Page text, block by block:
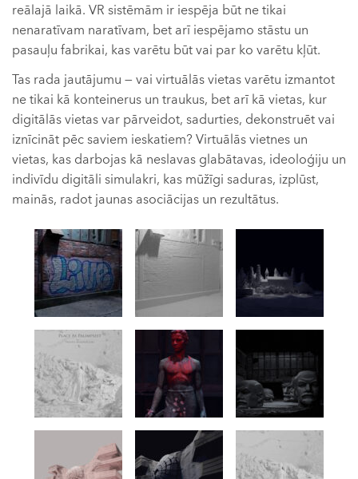
reālajā laikā. VR sistēmām ir iespēja būt ne tikai
nenaratīvam naratīvam, bet arī iespējamo stāstu un
pasauļu fabrikai, kas varētu būt vai par ko varētu kļūt.
Tas rada jautājumu — vai virtuālās vietas varētu izmantot
ne tikai kā konteinerus un traukus, bet arī kā vietas, kur
digitālās vietas var pārveidot, sadurties, dekonstruēt vai
iznīcināt pēc saviem ieskatiem? Virtuālās vietnes un
vietas, kas darbojas kā neslavas glabātavas, ideoloģiju un
indivīdu digitāli simulakri, kas mūžīgi saduras, izplūst,
mainās, radot jaunas asociācijas un rezultātus.